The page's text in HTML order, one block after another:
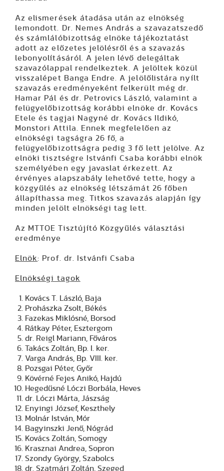
Az elismerések átadása után az elnökség
lemondott. Dr. Nemes András a szavazatszedő
és számlálóbizottság elnöke tájékoztatást
adott az előzetes jelölésről és a szavazás
lebonyolításáról. A jelen lévő delegáltak
szavazólappal rendelkeztek. A jelöltek közül
visszalépet Banga Endre. A jelölőlistára nyílt
szavazás eredményeként felkerült még dr.
Hamar Pál és dr. Petrovics László, valamint a
felügyelőbizottság korábbi elnöke dr. Kovács
Etele és tagjai Nagyné dr. Kovács Ildikó,
Monstori Attila. Ennek megfelelően az
elnökségi tagságra 26 fő, a
felügyelőbizottságra pedig 3 fő lett jelölve. Az
elnöki tisztségre Istvánfi Csaba korábbi elnök
személyében egy javaslat érkezett. Az
érvényes alapszabály lehetővé tette, hogy a
közgyűlés az elnökség létszámát 26 főben
állapíthassa meg. Titkos szavazás alapján így
minden jelölt elnökségi tag lett.
Az MTTOE Tisztújító Közgyűlés választási
eredménye
Elnök: Prof. dr. Istvánfi Csaba
Elnökségi tagok
Kovács T. László, Baja
Prohászka Zsolt, Békés
Fazekas Miklósné, Borsod
Rátkay Péter, Esztergom
dr. Reigl Mariann, Főváros
Takács Zoltán, Bp. I. ker.
Varga András, Bp. VIII. ker.
Pozsgai Péter, Győr
Kövérné Fejes Anikó, Hajdú
Hegedűsné Lóczi Borbála, Heves
dr. Lóczi Márta, Jászság
Enyingi József, Keszthely
Molnár István, Mór
Bagyinszki Jenő, Nógrád
Kovács Zoltán, Somogy
Krasznai Andrea, Sopron
Szondy György, Szabolcs
dr. Szatmári Zoltán, Szeged